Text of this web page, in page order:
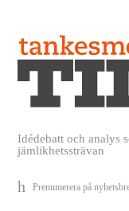
Idédebatt och analys
jämlikhetssträvan
Prenumerera på